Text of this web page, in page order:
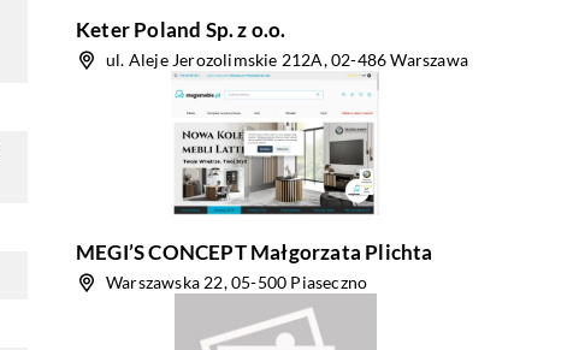
Keter Poland Sp. z o.o.
ul. Aleje Jerozolimskie 212A, 02-486 Warszawa
MEGI’S CONCEPT Małgorzata Plichta
Warszawska 22, 05-500 Piaseczno